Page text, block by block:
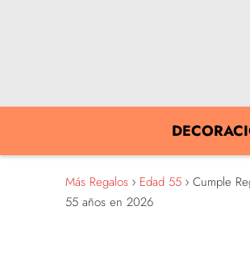
Más Regalos Edad 55
Cumple
55 años en 2026